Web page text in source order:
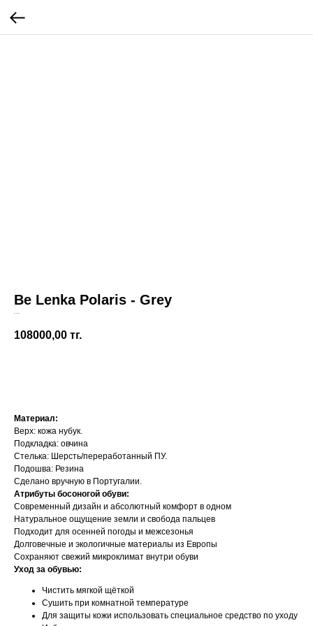
Be Lenka Polaris - Grey
108000,00 тг.
Материал:
Верх: кожа нубук.
Подкладка: овчина
Стелька: Шерсть/переработанный ПУ.
Подошва: Резина
Сделано вручную в Португалии.
Атрибуты босоногой обуви:
Современный дизайн и абсолютный комфорт в одном
Натуральное ощущение земли и свобода пальцев
Подходит для осенней погоды и межсезонья
Долговечные и экологичные материалы из Европы
Сохраняют свежий микроклимат внутри обуви
Уход за обувью:
Чистить мягкой щёткой
Сушить при комнатной температуре
Для защиты кожи использовать специальное средство по уходу